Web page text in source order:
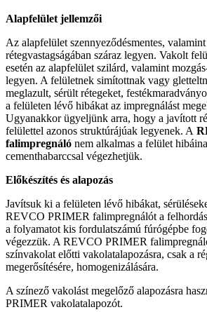
Alapfelület jellemzői
Az alapfelület szennyeződésmentes,
rétegvastagságában száraz legyen. Vakolt
esetén az alapfelület szilárd, valamint
legyen. A felületnek simítottnak vagy
meglazult, sérült rétegeket,
a felületen lévő hibákat az impregnálást
Ugyanakkor ügyeljünk arra, hogy a javított
felülettel azonos struktúrájúak legyenek. A
falimpregnáló nem alkalmas a felület
cementhabarccsal végezhetjük.
Előkészítés és alapozás
Javítsuk ki a felületen lévő hibákat,
REVCO PRIMER falimpregnálót a
a folyamatot kis fordulatszámú fúrógépbe
végezzük. A REVCO PRIMER
színvakolat előtti vakolatalapozásra, csak a
megerősítésére, homogenizálására.
A színező vakolást megelőző alapozásra
PRIMER vakolatalapozót.